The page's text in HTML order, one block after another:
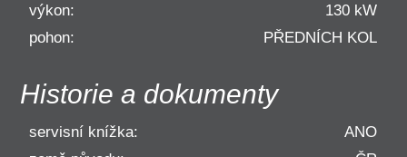
výkon:
130 kW
pohon:
PŘEDNÍCH KOL
Historie a dokumenty
servisní knížka:
ANO